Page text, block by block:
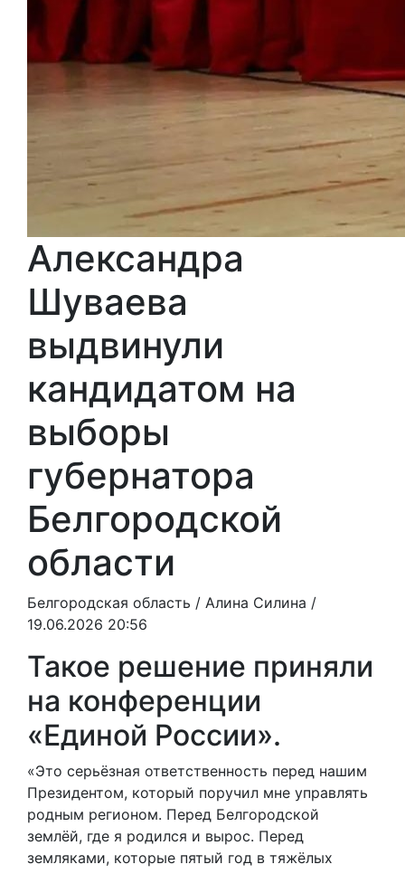
Александра
Шуваева
выдвинули
кандидатом на
выборы
губернатора
Белгородской
области
Белгородская область / Алина Силина /
19.06.2026 20:56
Такое решение приняли
на конференции
«Единой России».
«Это серьёзная ответственность перед нашим
Президентом, который поручил мне управлять
родным регионом. Перед Белгородской
землёй, где я родился и вырос. Перед
земляками, которые пятый год в тяжёлых